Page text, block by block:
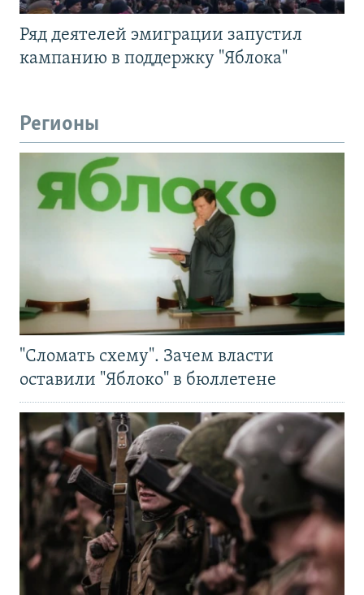
Ряд деятелей эмиграции запустил
кампанию в поддержку "Яблока"
Регионы
"Сломать схему". Зачем власти
оставили "Яблоко" в бюллетене